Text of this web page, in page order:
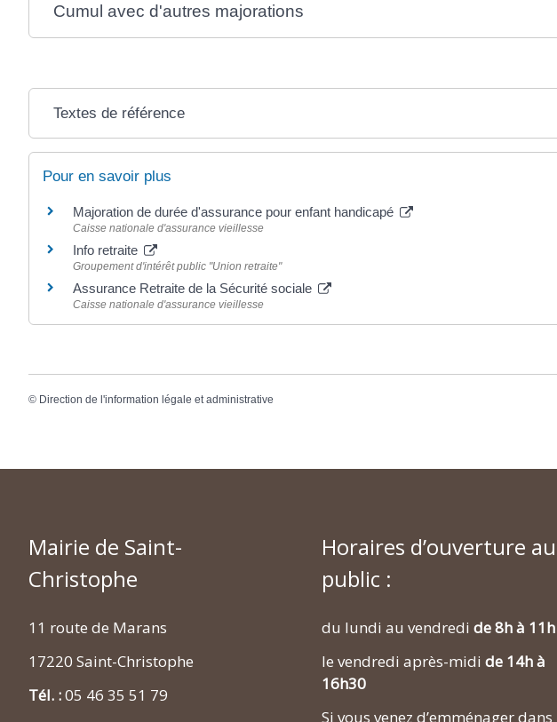
Cumul avec d'autres majorations
Textes de référence
Pour en savoir plus
Majoration de durée d'assurance pour enfant handicapé
Caisse nationale d'assurance vieillesse
Info retraite
Groupement d'intérêt public "Union retraite"
Assurance Retraite de la Sécurité sociale
Caisse nationale d'assurance vieillesse
© Direction de l'information légale et administrative
Mairie de Saint-
Christophe
11 route de Marans
17220 Saint-Christophe
Tél. :05 46 35 51 79
Horaires d’ouverture au
public :
du lundi au vendredi de 8h à 11h
le vendredi après-midi de 14h à
16h30
Si vous venez d’emménager dans